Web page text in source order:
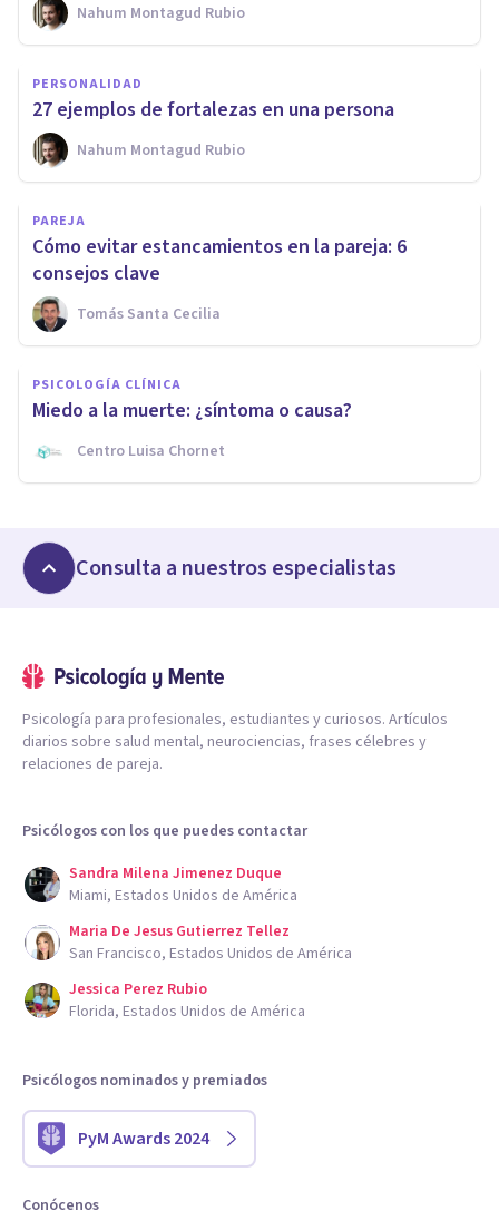
Nahum Montagud Rubio
PERSONALIDAD
27 ejemplos de fortalezas en una persona
Nahum Montagud Rubio
PAREJA
Cómo evitar estancamientos en la pareja: 6
consejos clave
Tomás Santa Cecilia
PSICOLOGÍA CLÍNICA
Miedo a la muerte: ¿síntoma o causa?
Centro Luisa Chornet
Consulta a nuestros especialistas
Psicología para profesionales, estudiantes y curiosos. Artículos
diarios sobre salud mental, neurociencias, frases célebres y
relaciones de pareja.
Psicólogos con los que puedes contactar
Sandra Milena Jimenez Duque
Miami, Estados Unidos de América
Maria De Jesus Gutierrez Tellez
San Francisco, Estados Unidos de América
Jessica Perez Rubio
Florida, Estados Unidos de América
Psicólogos nominados y premiados
PyM Awards 2024
Conócenos